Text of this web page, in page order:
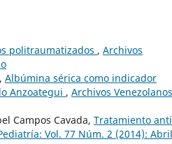
politraumatizados , Archivos
Albúmina sérica como indicador
Anzoategui , Archivos
Campos Cavada, Tratamiento anti
Vol. 77 Núm. 2 (2014):